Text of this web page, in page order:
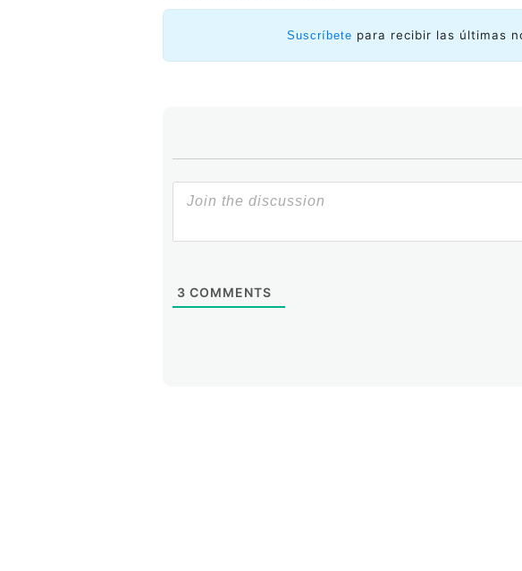
Suscríbete para recibir las últimas
3 COMMENTS